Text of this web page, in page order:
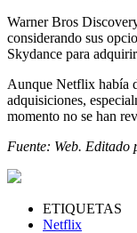
Warner Bros
considerando sus
Skydance para
Aunque Netflix había
adquisiciones,
momento no se han
Fuente: Web. Editado
ETIQUETAS
Netflix